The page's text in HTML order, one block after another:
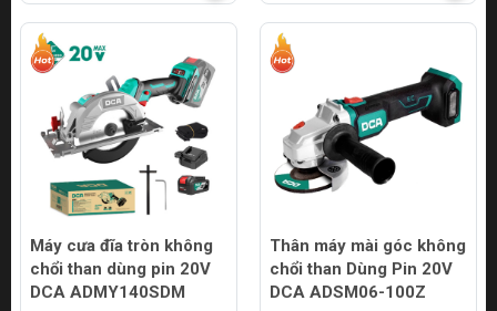
Máy cưa đĩa tròn không
chổi than dùng pin 20V
DCA ADMY140SDM
Thân máy mài góc không
chổi than Dùng Pin 20V
DCA ADSM06-100Z